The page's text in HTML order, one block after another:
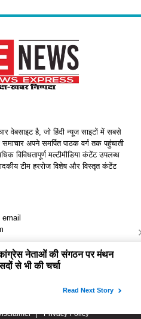
वेबसाइट है, जो हिंदी न्यूज साइटों में सबसे
अपने समर्पित पाठक वर्ग तक पहुंचाती
विविधतापूर्ण मल्टीमीडिया कंटेंट उपलब्ध
टीम हररोज विशेष और विस्तृत कंटेंट
All rights Reserved.
Privacy Policy